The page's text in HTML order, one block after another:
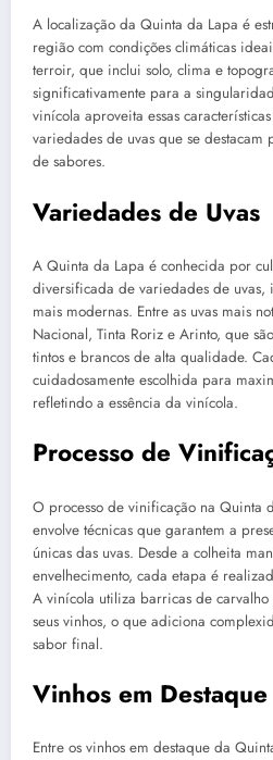
A localização da Quinta da Lapa é
região com condições climáticas
terroir, que inclui solo, clima e
significativamente para a
vinícola aproveita essas
variedades de uvas que se
de sabores.
Variedades de Uvas
A Quinta da Lapa é conhecida por
diversificada de variedades de uvas,
mais modernas. Entre as uvas mais
Nacional, Tinta Roriz e Arinto, que
tintos e brancos de alta qualidade.
cuidadosamente escolhida para
refletindo a essência da vinícola.
Processo de
O processo de vinificação na Quinta
envolve técnicas que garantem a
únicas das uvas. Desde a colheita
envelhecimento, cada etapa é
A vinícola utiliza barricas de
seus vinhos, o que adiciona
sabor final.
Vinhos em Destaque
Entre os vinhos em destaque da